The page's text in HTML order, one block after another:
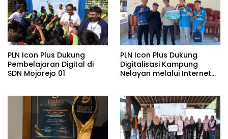
PLN Icon Plus Dukung
Pembelajaran Digital di
SDN Mojorejo 01
PLN Icon Plus Dukung
Digitalisasi Kampung
Nelayan melalui Internet